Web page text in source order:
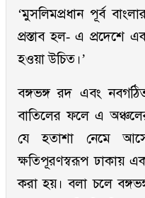
‘মুসলিমপ্রধান পূর্ব
প্রস্তাব হল- এ প্রদেশে
হওয়া উচিত।’
বঙ্গভঙ্গ রদ এবং
বাতিলের ফলে এ
যে হতাশা নেমে
ক্ষতিপূরণস্বরূপ ঢাকায়
করা হয়। বলা চলে